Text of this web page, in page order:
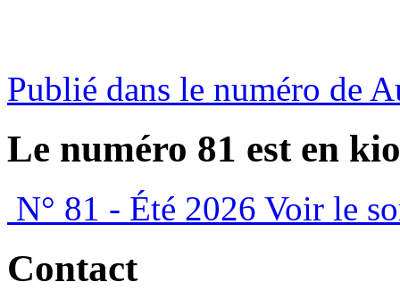
Publié dans le numéro de
Le numéro 81 est en
N° 81 - Été 2026 Voir le
Contact